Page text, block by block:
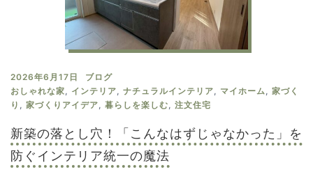
2026年6月17日
ブログ
おしゃれな家, インテリア, ナチュラルインテリア, マイホーム, 家づく
り , 家づくりアイデア, 暮らしを楽しむ, 注文住宅
新築の落とし穴！「こんなはずじゃなかった」を
防ぐインテリア統一の魔法